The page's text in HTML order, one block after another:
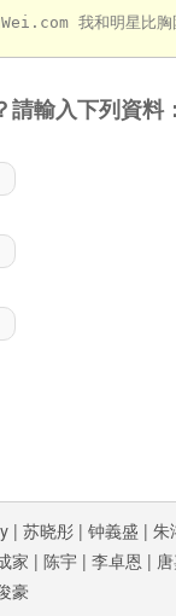
輸入下列資料：
| 苏晓彤 | 钟義盛 | 朱
家 | 陈宇 | 李卓恩 |
豪